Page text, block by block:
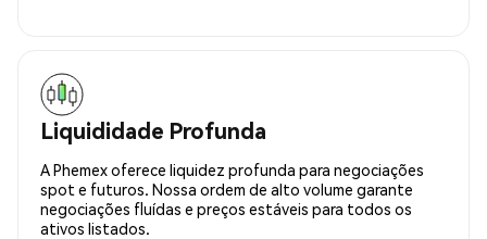
Liquididade Profunda
A Phemex oferece liquidez profunda para negociações
spot e futuros. Nossa ordem de alto volume garante
negociações fluídas e preços estáveis para todos os
ativos listados.